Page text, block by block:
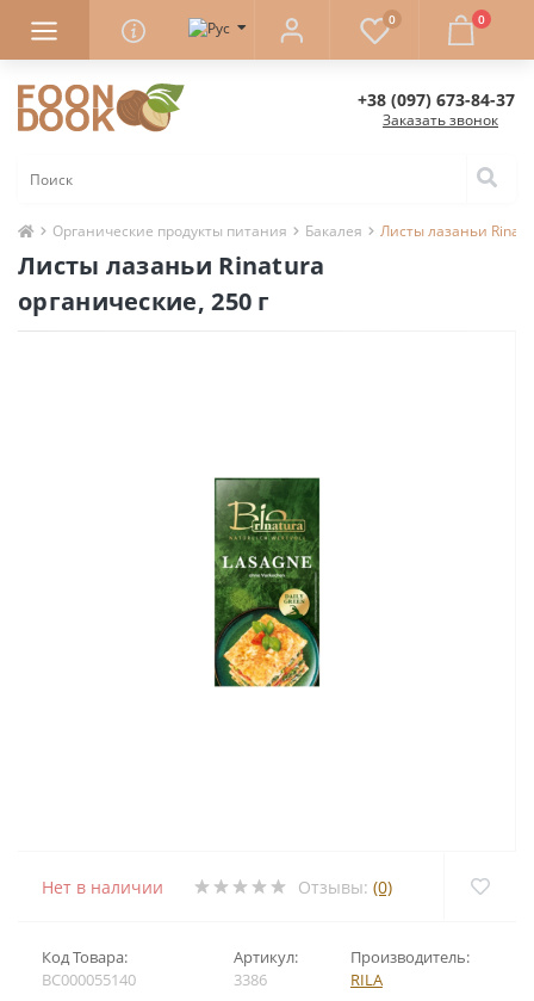
0 0
+38 (097) 673-84-37
Заказать звонок
Органические продукты питания Бакалея Листы лазаньи
Листы лазаньи Rinatura
органические, 250 г
Нет в наличии Отзывы: (0)
Код Товара:
BC000055140
Артикул:
3386
Производитель:
RILA